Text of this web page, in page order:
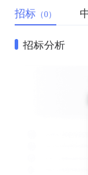
招标 （0）
招标分析